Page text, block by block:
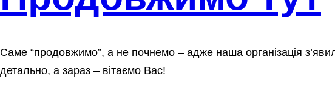
Саме “продовжимо”, а не почнемо – адже наша організація
детально, а зараз – вітаємо Вас!